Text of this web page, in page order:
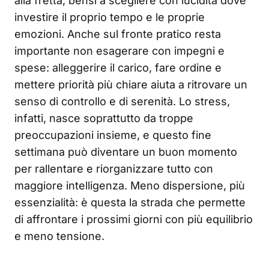
investire il proprio tempo e le proprie
emozioni. Anche sul fronte pratico resta
importante non esagerare con impegni e
spese: alleggerire il carico, fare ordine e
mettere priorità più chiare aiuta a ritrovare un
senso di controllo e di serenità. Lo stress,
infatti, nasce soprattutto da troppe
preoccupazioni insieme, e questo fine
settimana può diventare un buon momento
per rallentare e riorganizzare tutto con
maggiore intelligenza. Meno dispersione, più
essenzialità: è questa la strada che permette
di affrontare i prossimi giorni con più equilibrio
e meno tensione.